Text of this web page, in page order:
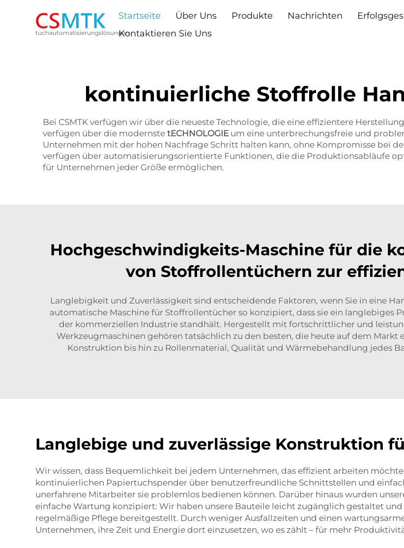
tuchautomatisierungslösungen
Startseite Über Uns Produkte Nachrichten
Kontaktieren Sie Uns
kontinuierliche Stoffrolle
Bei CSMTK verfügen wir über die neueste Technologie, die eine effizientere
verfügen über die modernste tECHNOLOGIE um eine unterbrechungsfreie und
Unternehmen mit der hohen Nachfrage Schritt halten kann, ohne Kompromisse bei
verfügen über automatisierungsorientierte Funktionen, die die Produktionsabläufe
für Unternehmen jeder Größe ermöglichen.
Hochgeschwindigkeits-Maschine für die
von Stoffrollentüchern zur
Langlebigkeit und Zuverlässigkeit sind entscheidende Faktoren, wenn Sie in eine
automatische Maschine für Stoffrollentücher so konzipiert, dass sie ein langlebiges
der kommerziellen Industrie standhält. Hergestellt mit fortschrittlicher und
Werkzeugmaschinen gehören tatsächlich zu den besten, die heute auf dem Markt
Konstruktion bis hin zu Rollenmaterial, Qualität und Wärmebehandlung jedes
Langlebige und zuverlässige Konstruktion
Wir wissen, dass Bequemlichkeit bei jedem Unternehmen, das effizient arbeiten
kontinuierlichen Papiertuchspender über benutzerfreundliche Schnittstellen und
unerfahrene Mitarbeiter sie problemlos bedienen können. Darüber hinaus wurden
einfache Wartung konzipiert: Wir haben unsere Bauteile leicht zugänglich gestaltet
regelmäßige Pflege bereitgestellt. Durch weniger Ausfallzeiten und einen
Unternehmen, ihre Zeit und Energie dort einzusetzen, wo es zählt – für mehr